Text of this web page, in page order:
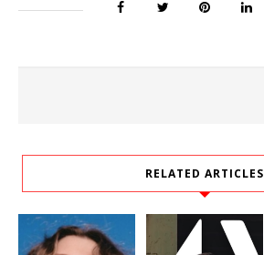
RELATED ARTICLES